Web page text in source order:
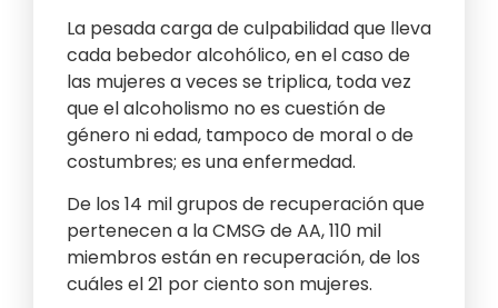
La pesada carga de culpabilidad que lleva
cada bebedor alcohólico, en el caso de
las mujeres a veces se triplica, toda vez
que el alcoholismo no es cuestión de
género ni edad, tampoco de moral o de
costumbres; es una enfermedad.
De los 14 mil grupos de recuperación que
pertenecen a la CMSG de AA, 110 mil
miembros están en recuperación, de los
cuáles el 21 por ciento son mujeres.